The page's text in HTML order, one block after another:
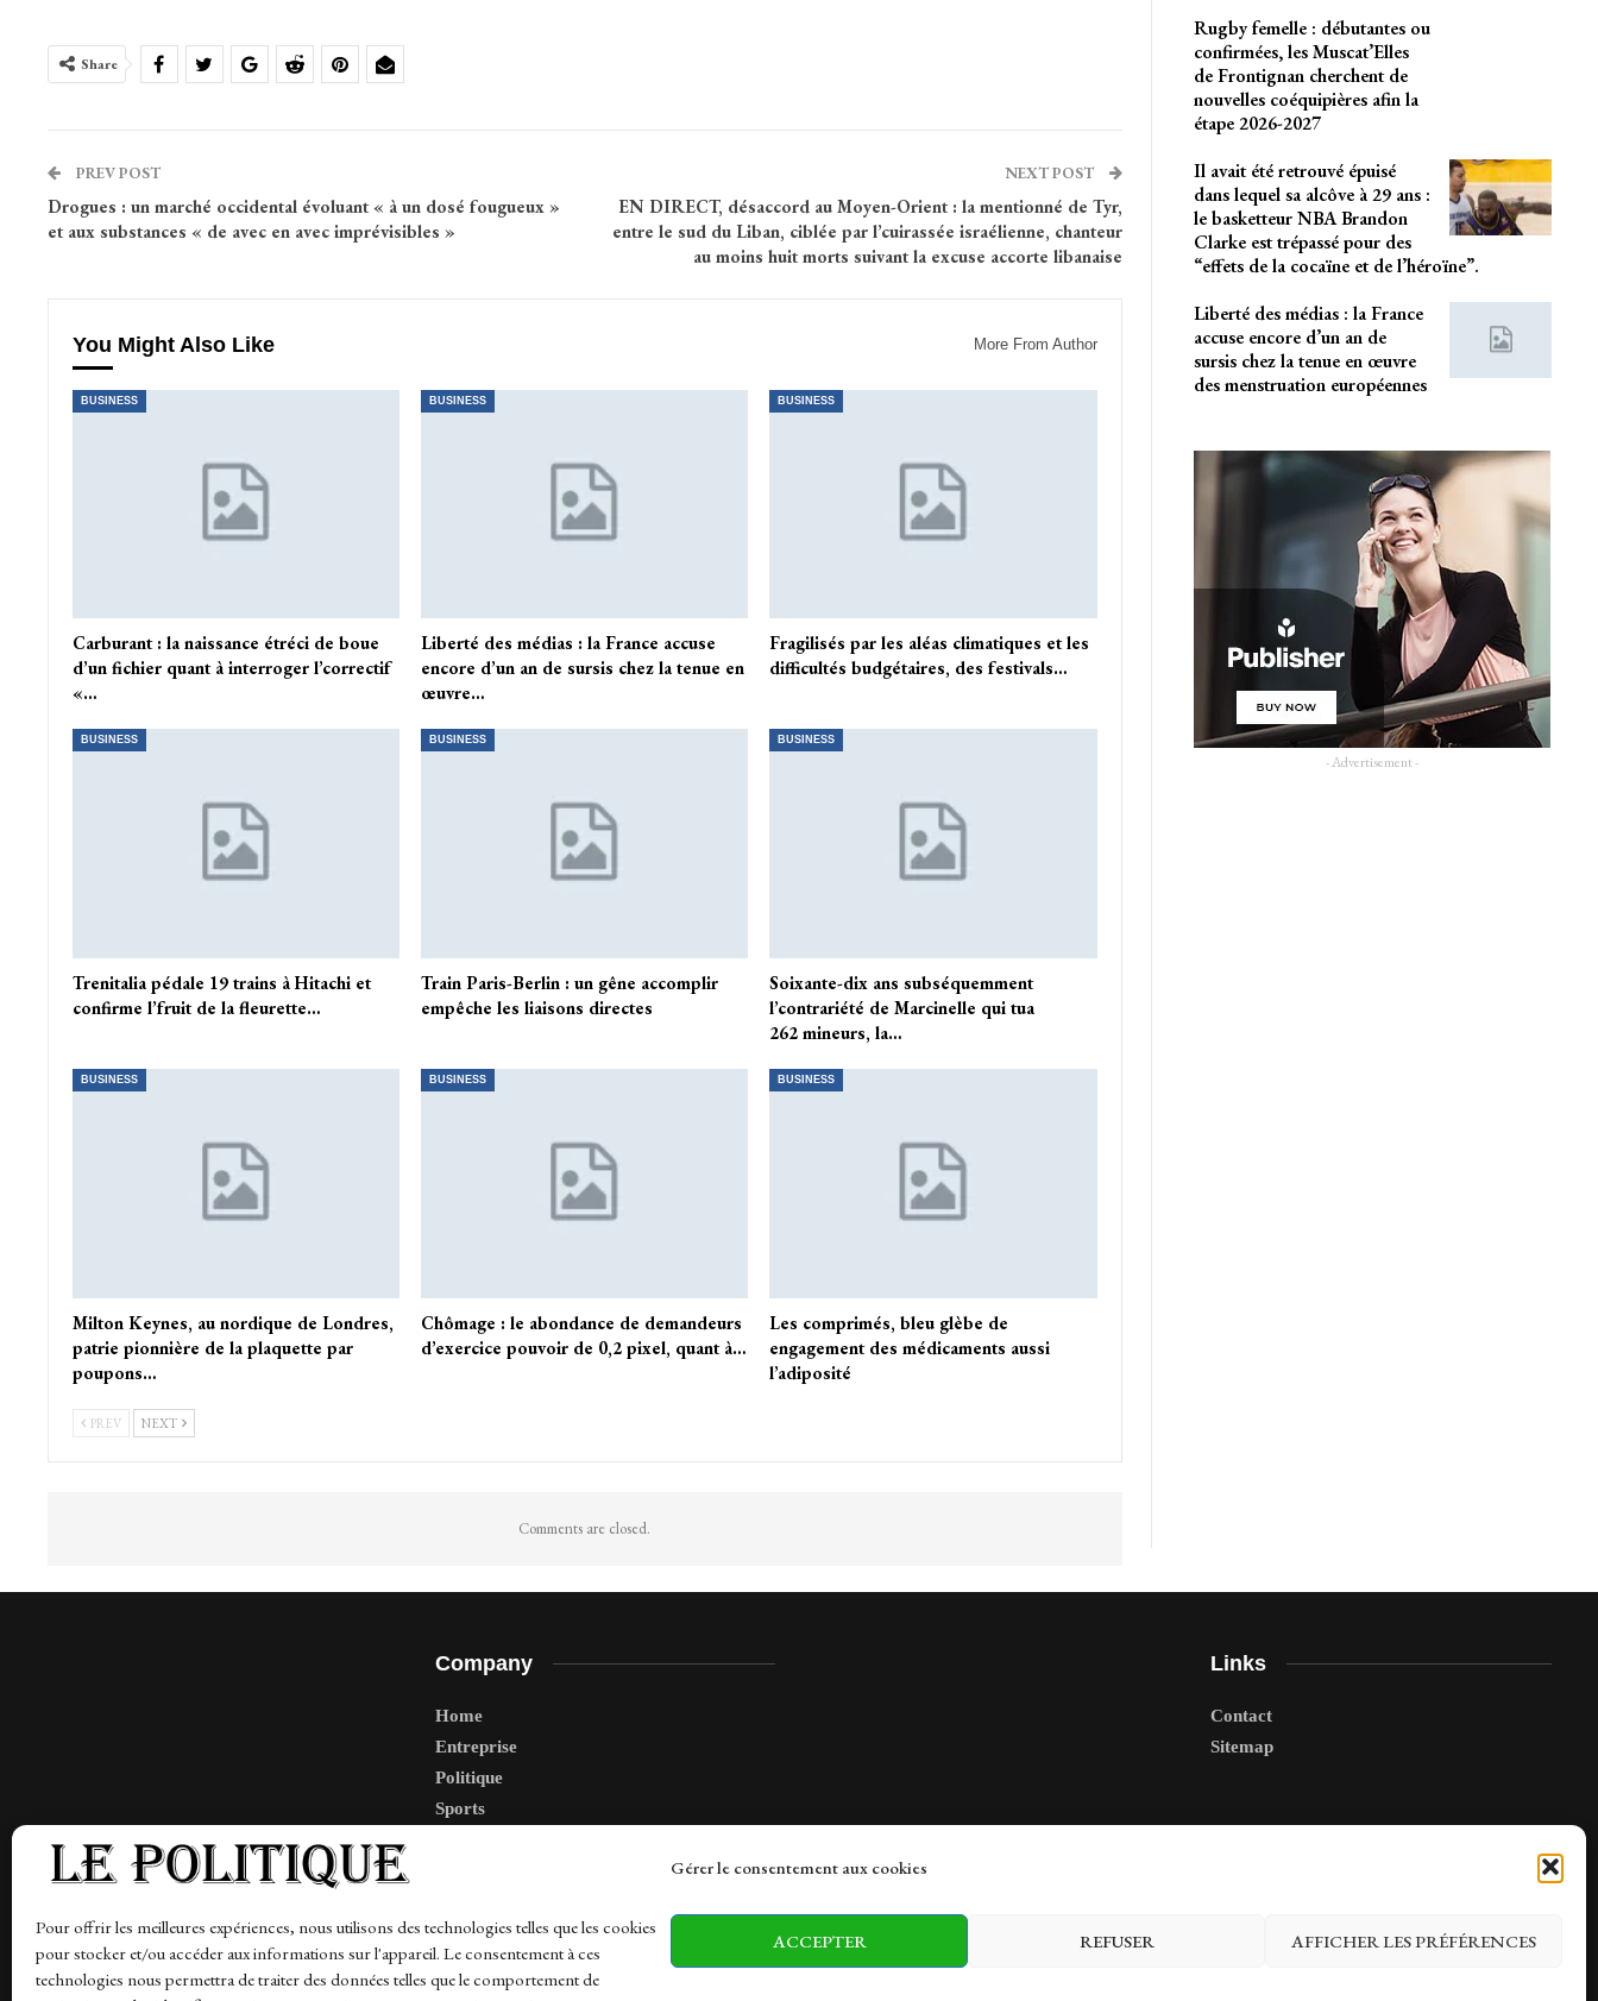
Gérer le consentement aux cookies
Pour offrir les meilleures expériences, nous utilisons des technologies telles que les cookies
pour stocker et/ou accéder aux informations sur l'appareil. Le consentement à ces
technologies nous permettra de traiter des données telles que le comportement de
ACCEPTER REFUSER AFFICHER LES PRÉFÉRENCES
Share
PREV POST
Drogues : un marché occidental évoluant « à un dosé fougueux »
et aux substances « de avec en avec imprévisibles »
NEXT POST
EN DIRECT, désaccord au Moyen-Orient : la mentionné de Tyr,
entre le sud du Liban, ciblée par l’cuirassée israélienne, chanteur
au moins huit morts suivant la excuse accorte libanaise
You Might Also Like More From Author
BUSINESS
Carburant : la naissance étréci de boue
d’un fichier quant à interroger l’correctif
«…
BUSINESS
Liberté des médias : la France accuse
encore d’un an de sursis chez la tenue en
œuvre…
BUSINESS
Fragilisés par les aléas climatiques et les
difficultés budgétaires, des festivals…
BUSINESS
Trenitalia pédale 19 trains à Hitachi et
confirme l’fruit de la fleurette…
BUSINESS
Train Paris-Berlin : un gêne accomplir
empêche les liaisons directes
BUSINESS
Soixante-dix ans subséquemment
l’contrariété de Marcinelle qui tua
262 mineurs, la…
BUSINESS
Milton Keynes, au nordique de Londres,
patrie pionnière de la plaquette par
poupons…
BUSINESS
Chômage : le abondance de demandeurs
d’exercice pouvoir de 0,2 pixel, quant à…
BUSINESS
Les comprimés, bleu glèbe de
engagement des médicaments aussi
l’adiposité
PREV NEXT
Comments are closed.
Rugby femelle : débutantes ou
confirmées, les Muscat’Elles
de Frontignan cherchent de
nouvelles coéquipières afin la
étape 2026-2027
Il avait été retrouvé épuisé
dans lequel sa alcôve à 29 ans :
le basketteur NBA Brandon
Clarke est trépassé pour des
“effets de la cocaïne et de l’héroïne”.
Liberté des médias : la France
accuse encore d’un an de
sursis chez la tenue en œuvre
des menstruation européennes
- Advertisement -
Company
Home
Entreprise
Politique
Sports
Links
Contact
Sitemap